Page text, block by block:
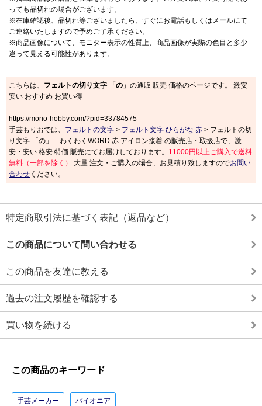
っても品切れの場合がございます。
※在庫確認後、品切れ等ございましたら、すぐにお電話もしくはメールにて
ご連絡いたしますので予めご了承ください。
※商品画像について、モニター表示の性質上、商品画像が実際の色目と多少
違って見える可能性があります。
こちらは、 フェルトの切り文字 「の」 の通販 販売 価格のページです。 激安
安い おすすめ お買い得
https://morio-hobby.com/?pid=33784575
手芸もりおでは、 フェルトの文字 > フェルト文字 ひらがな 赤 > フェルトの切
り文字 「の」 わくわくWORD 赤 アイロン接着 の販売店・取扱店で、激
安・安い 格安 特価 販売にてお届けしております。 11000円以上ご購入で送料
無料（一部を除く）
大量 注文・ご購入の場合、お見積り致しますのでお問い
合わせ ください。
特定商取引法に基づく表記（返品など）
この商品について問い合わせる
この商品を友達に教える
過去の注文履歴を確認する
買い物を続ける
この商品のキーワード
手芸メーカー パイオニア